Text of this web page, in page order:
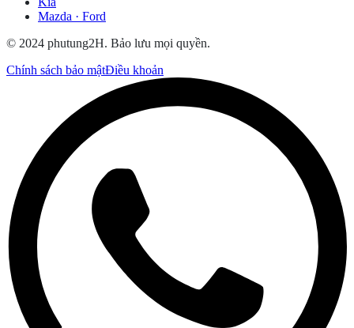
Mazda · Ford
© 2024 phutung2H. Bảo lưu mọi quyền.
Chính sách bảo mậtĐiều khoản